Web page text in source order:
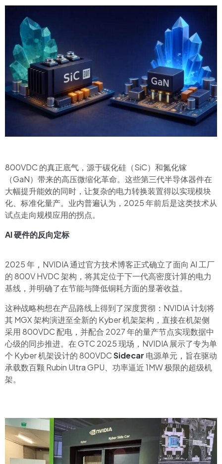
800VDC 的真正底气，源于碳化硅（SiC）和氮化镓
（GaN）带来的高压微缩化革命。这些第三代半导体器件在
大幅提升能效的同时，让复杂的电力转换装置得以实现模块
化、标准化量产。业内普遍认为，2025 年前后是这类技术从
试点走向规模应用的拐点。
AI 硬件的反向定标
2025 年，NVIDIA 通过官方技术博客正式确立了面向 AI 工厂
的 800V HVDC 架构，将其定位于下一代高密度计算的电力
基线，并明确了在节能与降低铜耗方面的显著收益。
这种战略构想在产品路线上得到了深度贯彻：NVIDIA 计划将
其 MGX 架构演进至全新的 Kyber 机架架构，直接在机架侧
采用 800VDC 配电，并配合 2027 年的量产节点实现数据中
心级的同步推进。在 GTC 2025 现场，NVIDIA 展示了专为单
个 Kyber 机架设计的 800VDCSidecar 电源单元，旨在驱动
承载数百颗 Rubin Ultra GPU、功率逼近 1MW 极限的超级机
架。